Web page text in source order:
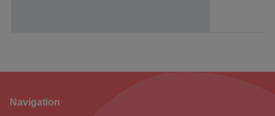
Footer
Navigation